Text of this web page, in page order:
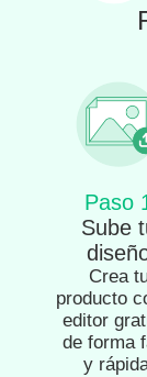
Paso
Sube
Crea
producto
editor
de forma
y